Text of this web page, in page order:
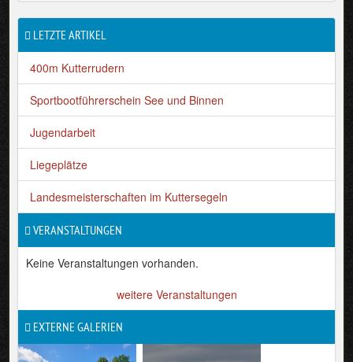
LETZTE ARTIKEL
400m Kutterrudern
Sportbootführerschein See und Binnen
Jugendarbeit
Liegeplätze
Landesmeisterschaften im Kuttersegeln
VERANSTALTUNGEN
Keine Veranstaltungen vorhanden.
weitere Veranstaltungen
EXTERNE GALERIEN